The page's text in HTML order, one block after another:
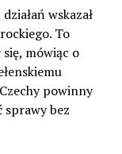
wskazał
To
się, mówiąc o
powinny
sprawy bez